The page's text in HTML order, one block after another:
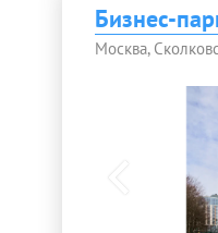
Бизнес-
Москва,